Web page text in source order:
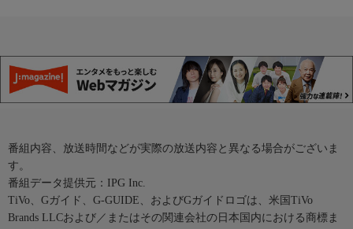
番組内容、放送時間などが実際の放送内容と異なる場合がございま
す。
番組データ提供元：IPG Inc.
TiVo、Gガイド、G-GUIDE、およびGガイドロゴは、米国TiVo
Brands LLCおよび／またはその関連会社の日本国内における商標ま